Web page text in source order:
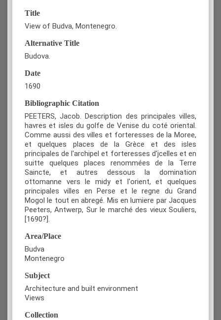
Title
View of Budva, Montenegro.
Alternative Title
Budova.
Date
1690
Bibliographic Citation
PEETERS, Jacob. Description des principales villes,
havres et isles du golfe de Venise du coté oriental.
Comme aussi des villes et forteresses de la Moree,
et quelques places de la Grèce et des isles
principales de l'archipel et forteresses d'jcelles et en
suitte quelques places renommées de la Terre
Saincte, et autres dessous la domination
ottomanne vers le midy et l'orient, et quelques
principales villes en Perse et le regne du Grand
Mogol le tout en abregé. Mis en lumiere par Jacques
Peeters, Antwerp, Sur le marché des vieux Souliers,
[1690?].
Area/Place
Budva
Montenegro
Subject
Architecture and built environment
Views
Collection